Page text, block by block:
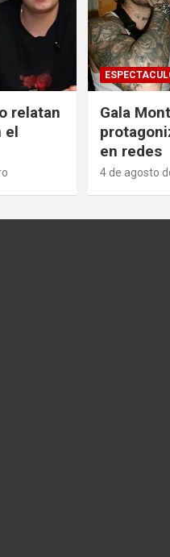
relatan
el
Gala
en redes
4 de agosto